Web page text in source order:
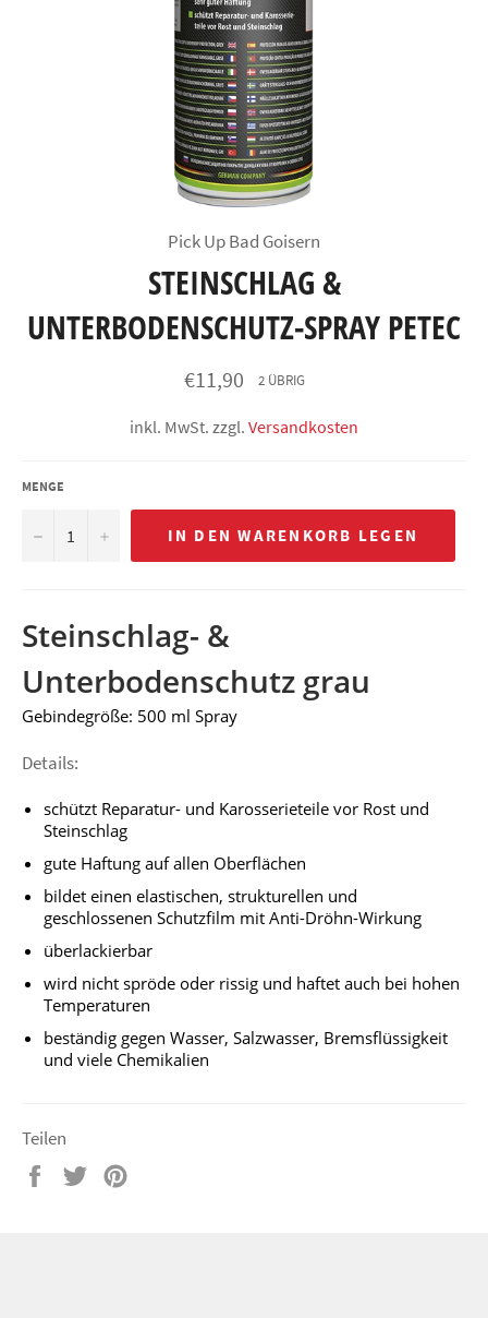
Pick Up Bad Goisern
STEINSCHLAG &
UNTERBODENSCHUTZ-SPRAY PETEC
Normaler
Preis
€11,90 2 ÜBRIG
inkl. MwSt. zzgl. Versandkosten
MENGE
− + IN DEN WARENKORB LEGEN
Steinschlag- &
Unterbodenschutz grau
Gebindegröße: 500 ml Spray
Details:
schützt Reparatur- und Karosserieteile vor Rost und
Steinschlag
gute Haftung auf allen Oberflächen
bildet einen elastischen, strukturellen und
geschlossenen Schutzfilm mit Anti-Dröhn-Wirkung
überlackierbar
wird nicht spröde oder rissig und haftet auch bei hohen
Temperaturen
beständig gegen Wasser, Salzwasser, Bremsflüssigkeit
und viele Chemikalien
Teilen
Auf
Auf